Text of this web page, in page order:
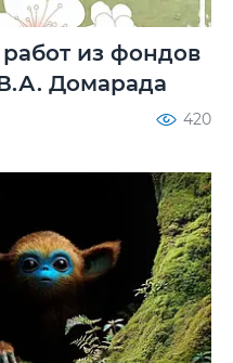
из фондов
Домарада
420